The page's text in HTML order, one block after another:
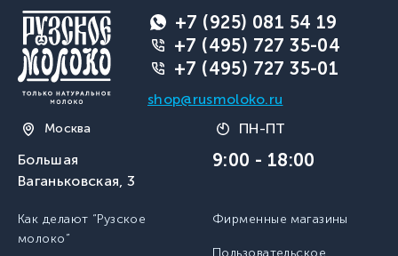
+7 (925) 081 54 19
+7 (495) 727 35-04
+7 (495) 727 35-01
shop@rusmoloko.ru
Москва
Большая
Ваганьковская, 3
ПН-ПТ
9:00 - 18:00
Как делают “Рузское
молоко”
Фирменные магазины
Пользовательское